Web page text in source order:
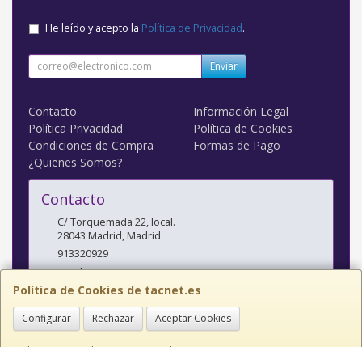
Política de Cookies de tacnet.es
Configurar Rechazar Aceptar Cookies
He leído y acepto la Política de Privacidad.
Enviar
Contacto
Información Legal
Política Privacidad
Política de Cookies
Condiciones de Compra
Formas de Pago
¿Quienes Somos?
Contacto
C/ Torquemada 22, local.
28043 Madrid,Madrid
913320929
tienda@tacnet.es
Horario